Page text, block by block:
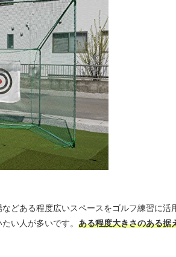
どある程度広いスペースをゴルフ練習に活
い人が多いです。 ある程度大きさのある据